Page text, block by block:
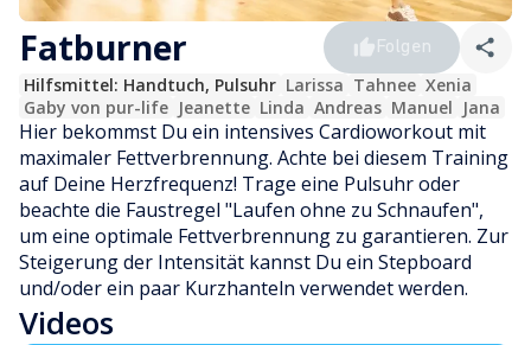
Fatburner Folgen
Hilfsmittel: Handtuch, Pulsuhr Larissa Tahnee Xenia
Gaby von pur-life Jeanette Linda Andreas Manuel Jana
Hier bekommst Du ein intensives Cardioworkout mit
maximaler Fettverbrennung. Achte bei diesem Training
auf Deine Herzfrequenz! Trage eine Pulsuhr oder
beachte die Faustregel "Laufen ohne zu Schnaufen",
um eine optimale Fettverbrennung zu garantieren. Zur
Steigerung der Intensität kannst Du ein Stepboard
und/oder ein paar Kurzhanteln verwendet werden.
Videos